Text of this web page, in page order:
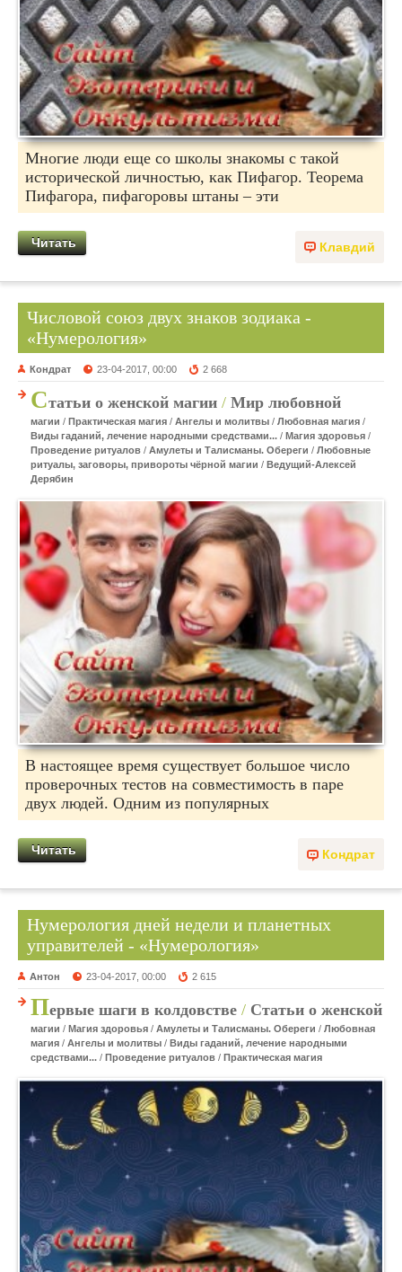
Многие люди еще со школы знакомы с такой
исторической личностью, как Пифагор. Теорема
Пифагора, пифагоровы штаны – эти
Клавдий
Читать
Числовой союз двух знаков зодиака -
«Нумерология»
Кондрат 23-04-2017, 00:00 2 668
Статьи о женской магии / Мир любовной
магии / Практическая магия / Ангелы и молитвы / Любовная магия /
Виды гаданий, лечение народными средствами... / Магия здоровья /
Проведение ритуалов / Амулеты и Талисманы. Обереги / Любовные
ритуалы, заговоры, привороты чёрной магии / Ведущий-Алексей
Дерябин
В настоящее время существует большое число
проверочных тестов на совместимость в паре
двух людей. Одним из популярных
Кондрат
Читать
Нумерология дней недели и планетных
управителей - «Нумерология»
Антон 23-04-2017, 00:00 2 615
Первые шаги в колдовстве / Статьи о женской
магии / Магия здоровья / Амулеты и Талисманы. Обереги / Любовная
магия / Ангелы и молитвы / Виды гаданий, лечение народными
средствами... / Проведение ритуалов / Практическая магия